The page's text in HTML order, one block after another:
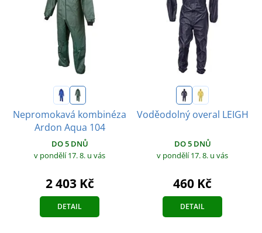
Nepromokavá kombinéza
Ardon Aqua 104
DO 5 DNŮ
v pondělí 17. 8. u vás
2 403 Kč
DETAIL
Voděodolný overal LEIGH
DO 5 DNŮ
v pondělí 17. 8. u vás
460 Kč
DETAIL